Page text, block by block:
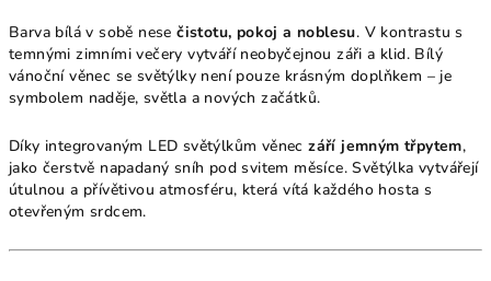
Barva bílá v sobě nesečistotu, pokoj a noblesu. V kontrastu s
temnými zimními večery vytváří neobyčejnou záři a klid. Bílý
vánoční věnec se světýlky není pouze krásným doplňkem – je
symbolem naděje, světla a nových začátků.
Díky integrovaným LED světýlkům věneczáří jemným třpytem,
jako čerstvě napadaný sníh pod svitem měsíce. Světýlka vytvářejí
útulnou a přívětivou atmosféru, která vítá každého hosta s
otevřeným srdcem.